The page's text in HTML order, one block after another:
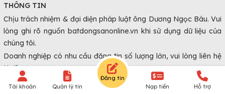
THÔNG TIN
Chịu trách nhiệm & đại diện pháp luật ông Dương Ngọc Báu. Vui
lòng ghi rõ nguồn batdongsanonline.vn khi sử dụng dữ liệu của
chúng tôi.
Doanh nghiệp có nhu cầu đăng tin số lượng lớn, vui lòng liên hệ
Hotline.
Tài khoản Quản lý tin
Đăng tin
Nạp tiền
Hỗ trợ